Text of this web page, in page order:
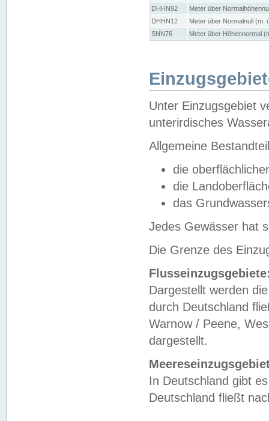
DHHN92
Meter über
DHHN12
Meter über Normalnull (m.
SNN76
Meter über Höhennormal
Unter Einzugsgebiet
unterirdisches
Allgemeine
die
die
das
Jedes Gewässer hat
Die Grenze des
Dargestellt werden
durch Deutschland
Warnow / Peene,
dargestellt.
In Deutschland gibt
Deutschland fließt